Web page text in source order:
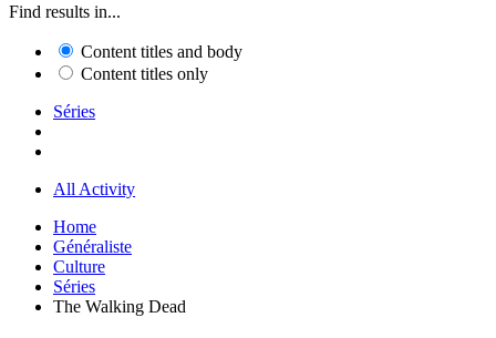
Find results in...
Content titles and body
Content titles only
Séries
All Activity
Home
Généraliste
Culture
Séries
The Walking Dead